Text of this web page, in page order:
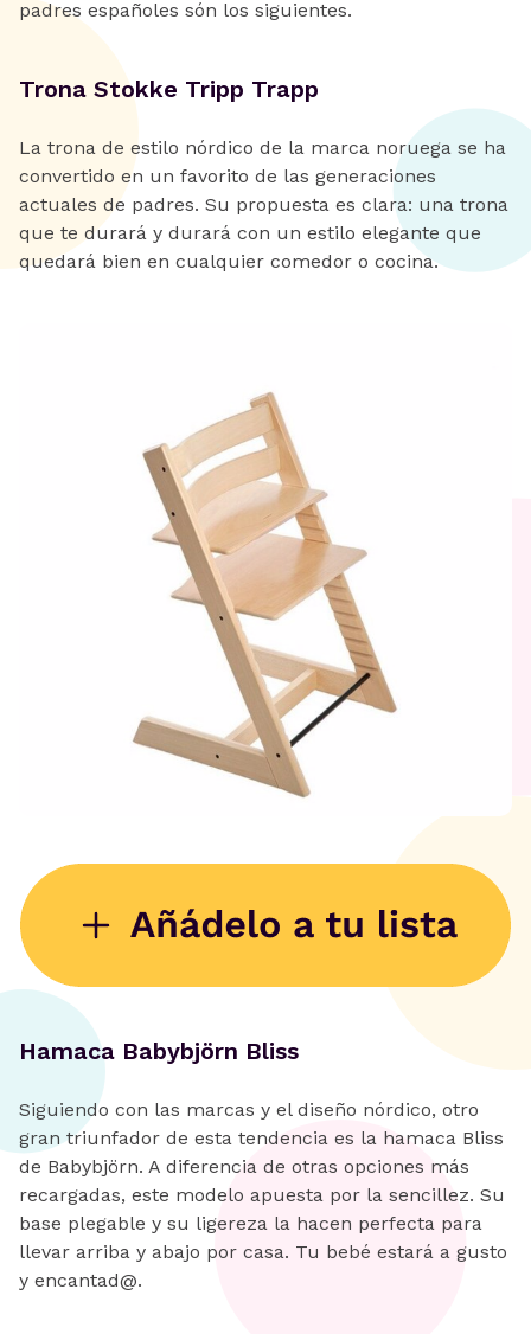
padres españoles són los siguientes.
Trona Stokke Tripp Trapp
La trona de estilo nórdico de la marca noruega se ha
convertido en un favorito de las generaciones
actuales de padres. Su propuesta es clara: una trona
que te durará y durará con un estilo elegante que
quedará bien en cualquier comedor o cocina.
Hamaca Babybjörn Bliss
Siguiendo con las marcas y el diseño nórdico, otro
gran triunfador de esta tendencia es la hamaca Bliss
de Babybjörn. A diferencia de otras opciones más
recargadas, este modelo apuesta por la sencillez. Su
base plegable y su ligereza la hacen perfecta para
llevar arriba y abajo por casa. Tu bebé estará a gusto
y encantad@.